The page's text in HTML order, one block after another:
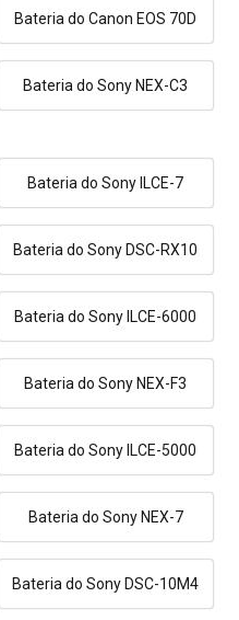
Bateria do Canon EOS 70D
Bateria do Sony NEX-C3
Bateria do Sony ILCE-7
Bateria do Sony DSC-RX10
Bateria do Sony ILCE-6000
Bateria do Sony NEX-F3
Bateria do Sony ILCE-5000
Bateria do Sony NEX-7
Bateria do Sony DSC-10M4